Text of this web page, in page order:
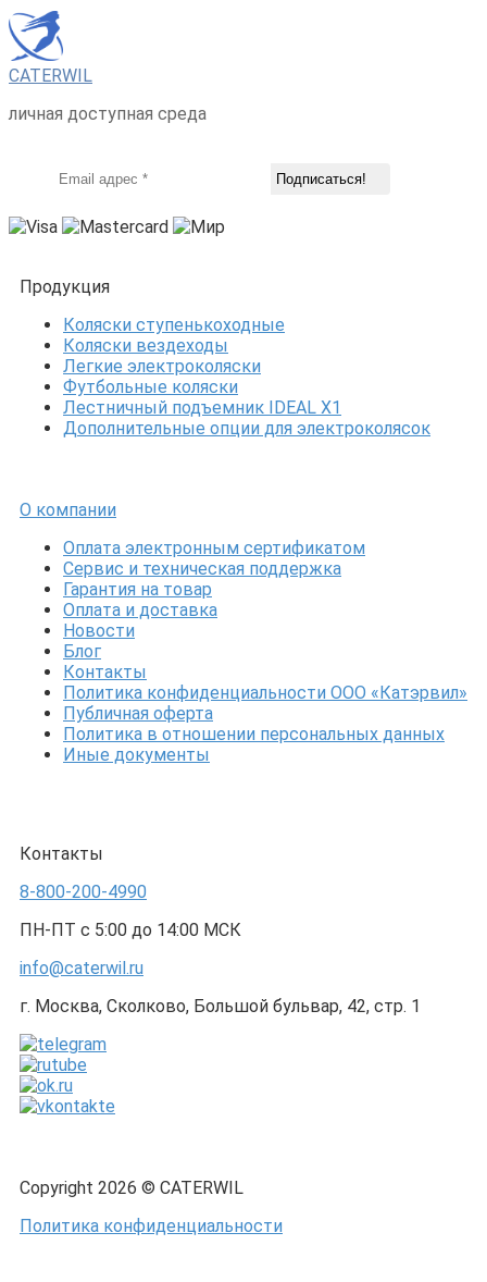
CATERWIL
личная доступная среда
Продукция
Коляски ступенькоходные
Коляски вездеходы
Легкие электроколяски
Футбольные коляски
Лестничный подъемник IDEAL X1
Дополнительные опции для электроколясок
О компании
Оплата электронным сертификатом
Сервис и техническая поддержка
Гарантия на товар
Оплата и доставка
Новости
Блог
Контакты
Политика конфиденциальности ООО «Катэрвил»
Публичная оферта
Политика в отношении персональных данных
Иные документы
Контакты
8-800-200-4990
ПН-ПТ с 5:00 до 14:00 МСК
info@caterwil.ru
г. Москва, Сколково, Большой бульвар, 42, стр. 1
Copyright 2026 © CATERWIL
Политика конфиденциальности